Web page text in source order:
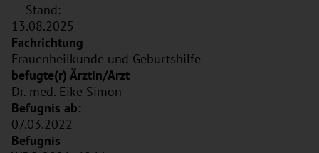
Stand:
13.08.2025
Frauenheilkunde und Geburtshilfe
Dr. med. Eike Simon
07.03.2022